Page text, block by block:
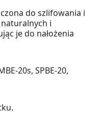
do szlifowania i
i
je do nałożenia
20s, SPBE-20,